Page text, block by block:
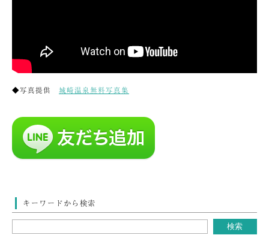
◆写真提供 城崎温泉無料写真集
キーワードから検索